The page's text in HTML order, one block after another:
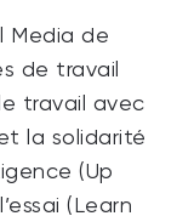
Media de
de travail
travail avec
la solidarité
(Up
(Learn